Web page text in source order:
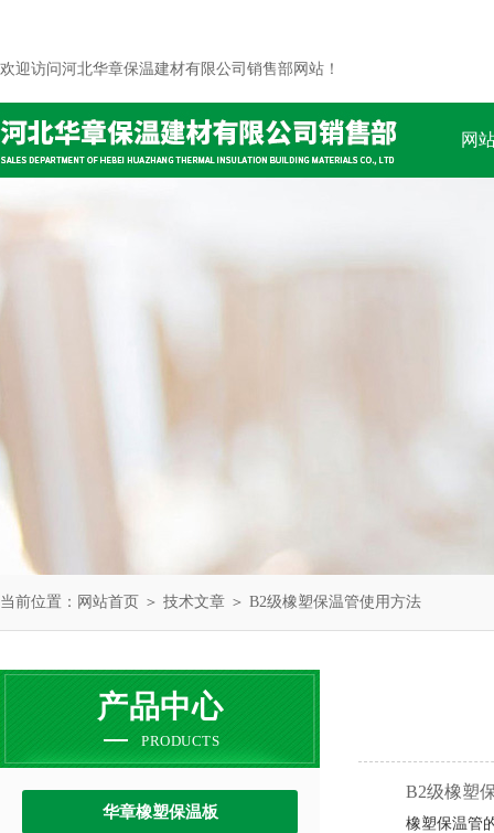
欢迎访问河北华章保温建材有限公司销售部网站！
网
当前位置： 网站首页 ＞ 技术文章 ＞ B2级橡塑保温管使用方法
产品中心
PRODUCTS
华章橡塑保温板
B2级橡塑
橡塑保温管